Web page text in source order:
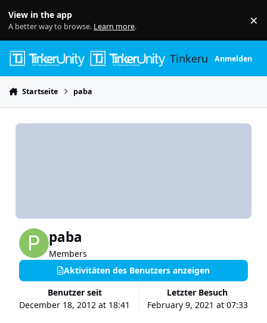
View in the app
A better way to browse. Learn more. ×
TinkerunityAnmelden
Startseite paba
paba
Members
Benutzer seit
December 18, 2012 at 18:41
Letzter Besuch
February 9, 2021 at 07:33
Aktivitäten des Benutzers anzeigen